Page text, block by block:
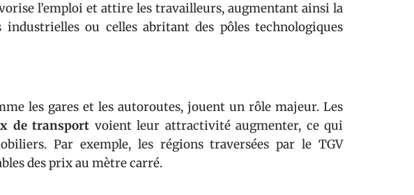
l’emploi et attire les travailleurs, augmentant ainsi la
industrielles ou celles abritant des pôles technologiques
les gares et les autoroutes, jouent un rôle majeur. Les
de transport voient leur attractivité augmenter, ce qui
Par exemple, les régions traversées par le TGV
des prix au mètre carré.